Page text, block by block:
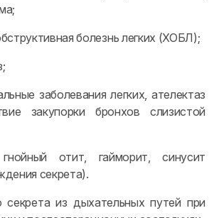
болезнь легких (ХОБЛ);
заболевания легких, ателектаз
закупорки бронхов слизистой
отит, гайморит, синусит
секрета).
секрета из дыхательных путей при